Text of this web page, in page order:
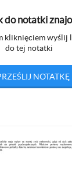
do notatki
kliknięciem wyślij
do tej notatki
NOTATKĘ